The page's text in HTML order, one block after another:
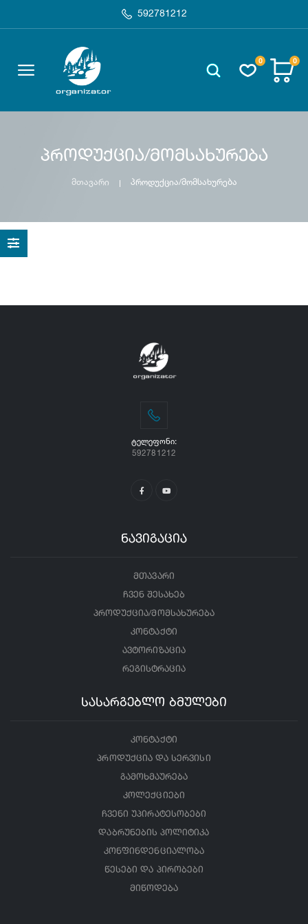
592781212
0 0
პროდუქცია/მომსახურება
მთავარი პროდუქცია/მომსახურება
ᲢᲔᲚᲔᲤᲝᲜᲘ:
592781212
ნავიგაცია
მთავარი
ჩვენ შესახებ
პროდუქცია/მომსახურება
კონტაქტი
ავტორიზაცია
რეგისტრაცია
სასარგებლო ბმულები
კონტაქტი
პროდუქცია და სერვისი
გამოხმაურება
კოლექციები
ჩვენი უპირატესობები
დაბრუნების პოლიტიკა
კონფინდენციალობა
წესები და პირობები
მიწოდება